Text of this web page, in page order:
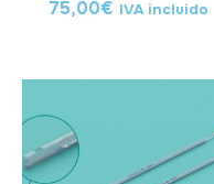
75,00€ IVA incluido